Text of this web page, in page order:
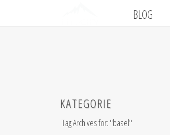
BLOG
KATEGORIE
Tag Archives for: "basel"